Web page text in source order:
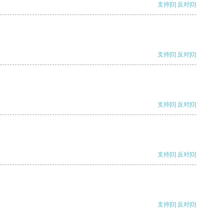
支持[0] 反对[0]
支持[0] 反对[0]
支持[0] 反对[0]
支持[0] 反对[0]
支持[0] 反对[0]